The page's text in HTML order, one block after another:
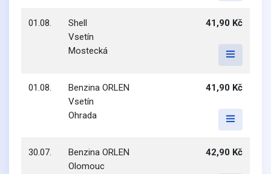
01.08.
Shell
Vsetín
Mostecká
41,90 Kč
01.08.
Benzina ORLEN
Vsetín
Ohrada
41,90 Kč
30.07.
Benzina ORLEN
Olomouc
42,90 Kč